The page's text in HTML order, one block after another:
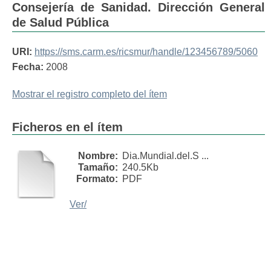
Consejería de Sanidad. Dirección General
de Salud Pública
URI: https://sms.carm.es/ricsmur/handle/123456789/5060
Fecha: 2008
Mostrar el registro completo del ítem
Ficheros en el ítem
Nombre: Dia.Mundial.del.S ...
Tamaño: 240.5Kb
Formato: PDF
Ver/